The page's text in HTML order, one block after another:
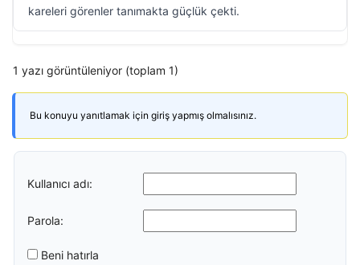
kareleri görenler tanımakta güçlük çekti.
1 yazı görüntüleniyor (toplam 1)
Bu konuyu yanıtlamak için giriş yapmış olmalısınız.
Kullanıcı adı:
Parola:
Beni hatırla